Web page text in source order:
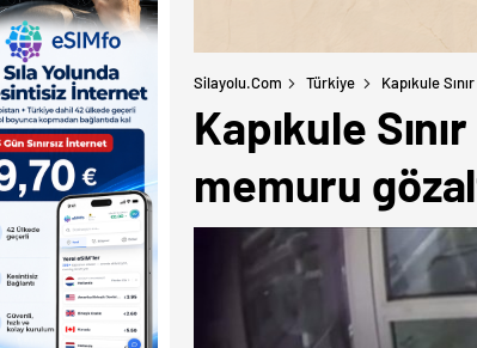
Silayolu.com Türkiye Kapıkule
Kapıkule
memuru